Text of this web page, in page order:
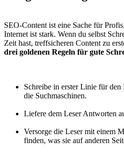
SEO-Content ist eine Sache für
Internet ist stark. Wenn du selbst
Zeit hast, treffsicheren Content zu
drei goldenen Regeln für gute
Schreibe in erster Linie für den
die Suchmaschinen.
Liefere dem Leser Antworten
Versorge die Leser mit einem
finden, was sie auf anderen